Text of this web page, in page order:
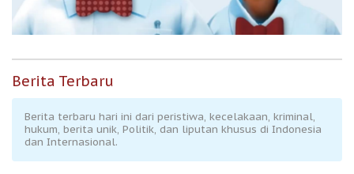
Berita Terbaru
Berita terbaru hari ini dari peristiwa, kecelakaan, kriminal,
hukum, berita unik, Politik, dan liputan khusus di Indonesia
dan Internasional.